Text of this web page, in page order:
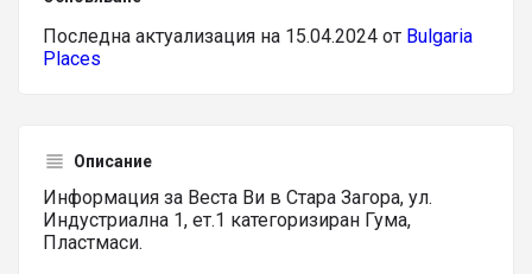
Последна актуализация на 15.04.2024 от Bulgaria
Places
Описание
Информация за Веста Ви в Стара Загора, ул.
Индустриална 1, ет.1 категоризиран Гума,
Пластмаси.